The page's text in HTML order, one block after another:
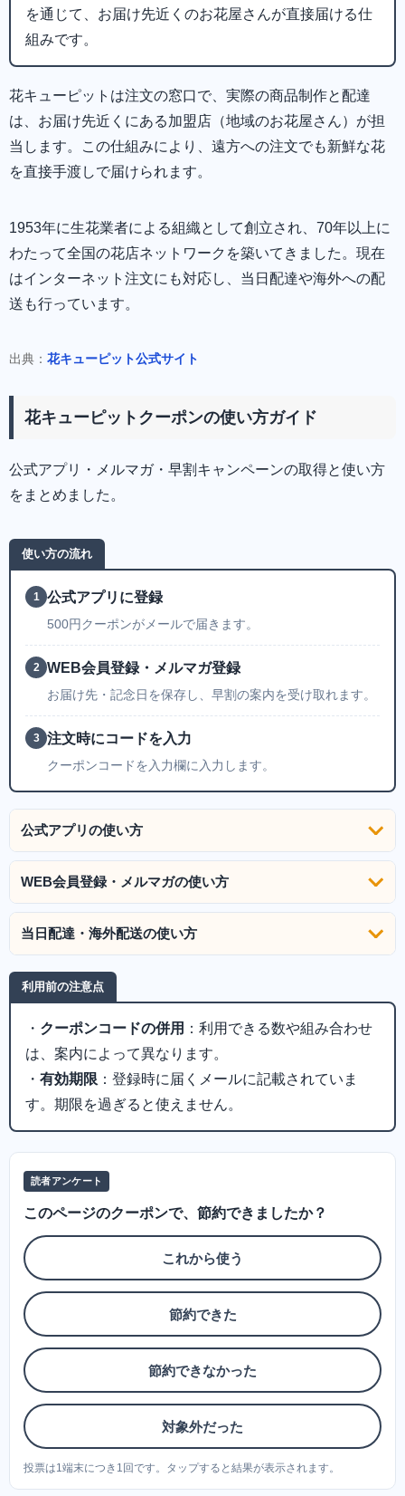
を通じて、お届け先近くのお花屋さんが直接届ける仕
組みです。
花キューピットは注文の窓口で、実際の商品制作と配達
は、お届け先近くにある加盟店（地域のお花屋さん）が担
当します。この仕組みにより、遠方への注文でも新鮮な花
を直接手渡しで届けられます。
1953年に生花業者による組織として創立され、70年以上に
わたって全国の花店ネットワークを築いてきました。現在
はインターネット注文にも対応し、当日配達や海外への配
送も行っています。
出典： 花キューピット公式サイト
花キューピットクーポンの使い方ガイド
公式アプリ・メルマガ・早割キャンペーンの取得と使い方
をまとめました。
使い方の流れ
1 公式アプリに登録
500円クーポンがメールで届きます。
2 WEB会員登録・メルマガ登録
お届け先・記念日を保存し、早割の案内を受け取れます。
3 注文時にコードを入力
クーポンコードを入力欄に入力します。
公式アプリの使い方
WEB会員登録・メルマガの使い方
当日配達・海外配送の使い方
利用前の注意点
・ クーポンコードの併用 ：利用できる数や組み合わせ
は、案内によって異なります。
・ 有効期限 ：登録時に届くメールに記載されていま
す。期限を過ぎると使えません。
読者アンケート
このページのクーポンで、節約できましたか？
これから使う
節約できた
節約できなかった
対象外だった
投票は1端末につき1回です。タップすると結果が表示されます。